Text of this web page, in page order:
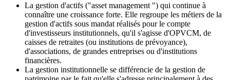
La gestion d'actifs ("asset management ") qui continue à
connaître une croissance forte. Elle regroupe les métiers de la
gestion d'actifs sous mandat réalisés pour le compte
d'investisseurs institutionnels, qu'il s'agisse d'OPVCM, de
caisses de retraites (ou institutions de prévoyance),
d'associations, de grandes entreprises ou d'institutions
financières.
La gestion institutionnelle se différencie de la gestion de